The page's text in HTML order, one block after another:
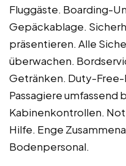
Fluggäste. Boarding-
Gepäckablage.
präsentieren. Alle
überwachen.
Getränken. Duty-
Passagiere umfassend
Kabinenkontrollen.
Hilfe. Enge
Bodenpersonal.